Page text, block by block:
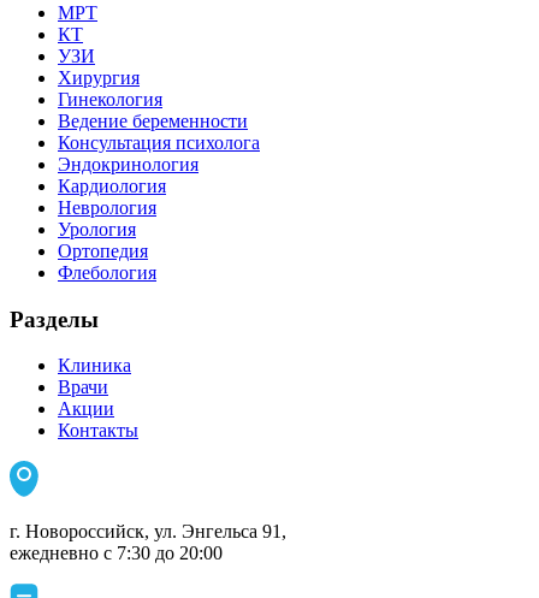
МРТ
КТ
УЗИ
Хирургия
Гинекология
Ведение беременности
Консультация психолога
Эндокринология
Кардиология
Неврология
Урология
Ортопедия
Флебология
Разделы
Клиника
Врачи
Акции
Контакты
г. Новороссийск, ул. Энгельса 91,
ежедневно с 7:30 до 20:00